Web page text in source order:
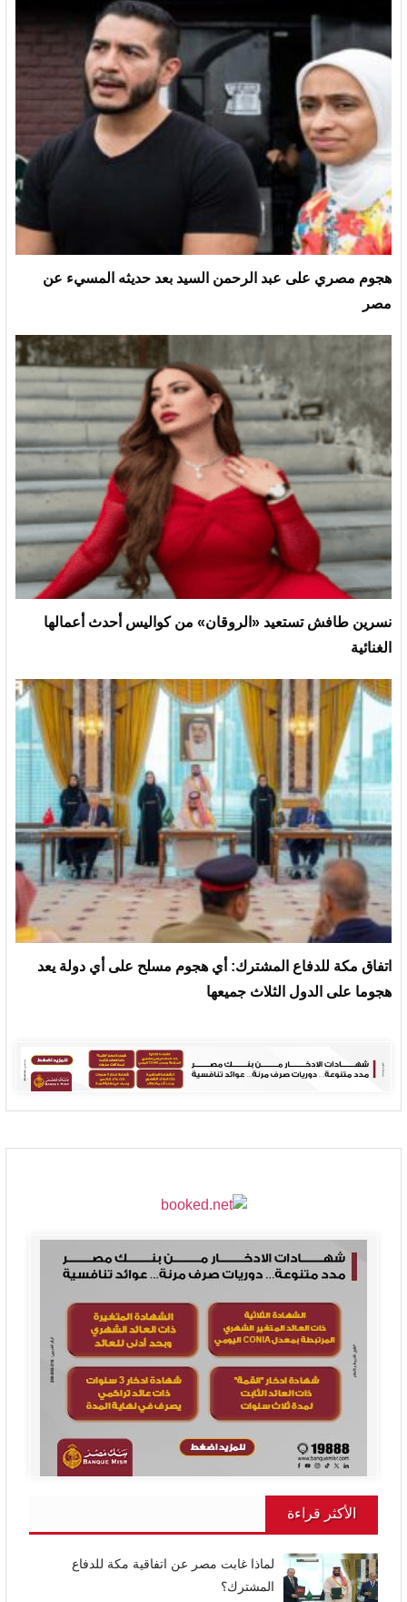
هجوم مصري على عبد الرحمن السيد بعد حديثه المسيء عن
مصر
نسرين طافش تستعيد «الروقان» من كواليس أحدث أعمالها
الغنائية
‏اتفاق مكة للدفاع المشترك: أي هجوم مسلح على أي دولة يعد
هجوما على الدول الثلاث جميعها
الأكثر قراءة
لماذا غابت مصر عن اتفاقية مكة للدفاع
المشترك؟